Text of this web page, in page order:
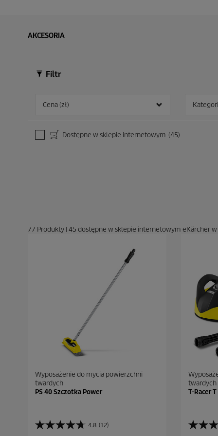
AKCESORIA
Filtr
Cena (zł)
Dostępne w sklepie internetowym (45)
77 Produkty | 45 dostępne w sklepie internetowym eKärcher
Wyposażenie do mycia powierzchni
twardych
PS 40 Szczotka Power
4.8 (12)
4
twardych
T-Racer
4